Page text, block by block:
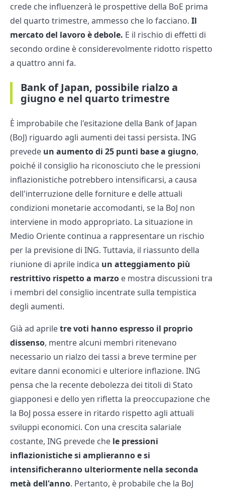
crede che influenzerà le prospettive della BoE prima
del quarto trimestre, ammesso che lo facciano. Il
mercato del lavoro è debole. E il rischio di effetti di
secondo ordine è considerevolmente ridotto rispetto
a quattro anni fa.
Bank of Japan, possibile rialzo a
giugno e nel quarto trimestre
È improbabile che l'esitazione della Bank of Japan
(BoJ) riguardo agli aumenti dei tassi persista. ING
prevede un aumento di 25 punti base a giugno,
poiché il consiglio ha riconosciuto che le pressioni
inflazionistiche potrebbero intensificarsi, a causa
dell'interruzione delle forniture e delle attuali
condizioni monetarie accomodanti, se la BoJ non
interviene in modo appropriato. La situazione in
Medio Oriente continua a rappresentare un rischio
per la previsione di ING. Tuttavia, il riassunto della
riunione di aprile indica un atteggiamento più
restrittivo rispetto a marzo e mostra discussioni tra
i membri del consiglio incentrate sulla tempistica
degli aumenti.
Già ad apriletre voti hanno espresso il proprio
dissenso, mentre alcuni membri ritenevano
necessario un rialzo dei tassi a breve termine per
evitare danni economici e ulteriore inflazione. ING
pensa che la recente debolezza dei titoli di Stato
giapponesi e dello yen rifletta la preoccupazione che
la BoJ possa essere in ritardo rispetto agli attuali
sviluppi economici. Con una crescita salariale
costante, ING prevede che le pressioni
inflazionistiche si amplieranno e si
intensificheranno ulteriormente nella seconda
metà dell'anno. Pertanto, è probabile che la BoJ